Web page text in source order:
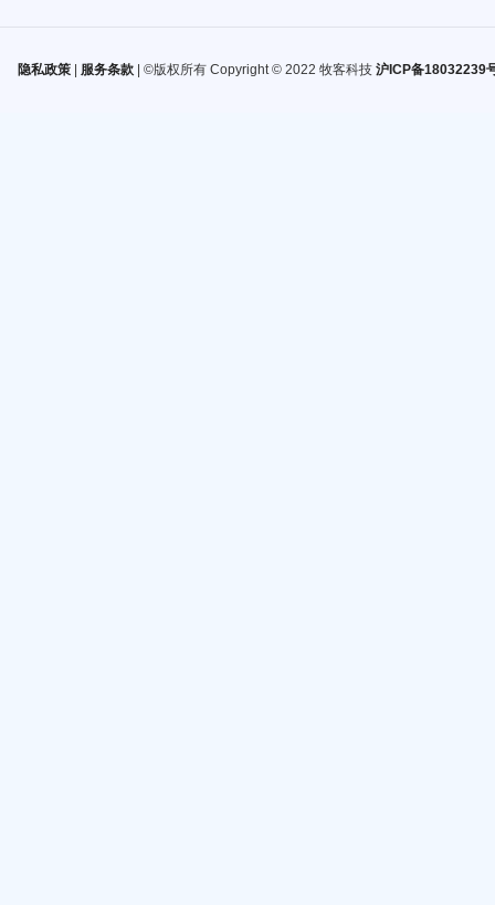
隐私政策| 服务条款| ©版权所有 Copyright © 2022 牧客科技 沪ICP备18032239